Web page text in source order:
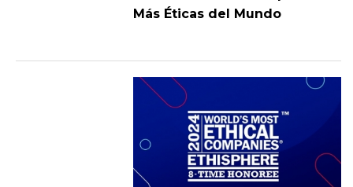
Más Éticas del Mundo